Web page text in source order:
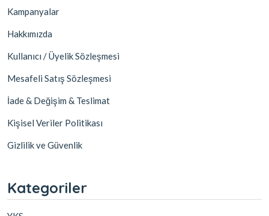
Kampanyalar
Hakkımızda
Kullanıcı / Üyelik Sözleşmesi
Mesafeli Satış Sözleşmesi
İade & Değişim & Teslimat
Kişisel Veriler Politikası
Gizlilik ve Güvenlik
Kategoriler